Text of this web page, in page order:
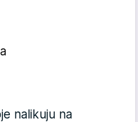
nalikuju na